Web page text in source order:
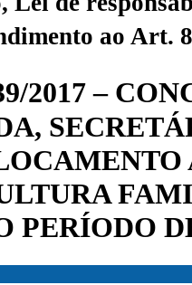
ao Art.
2017 –
PERÍODO